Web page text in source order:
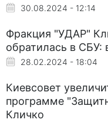
30.08.2024 - 12:14
Фракция "УДАР"
обратилась в СБУ:
28.02.2024 - 18:04
Киевсовет
программе
Кличко